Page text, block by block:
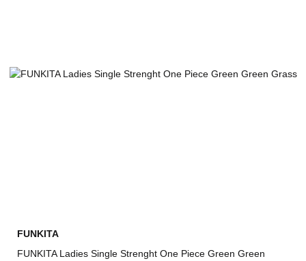
FUNKITA
FUNKITA Ladies Single Strenght One Piece Green Green